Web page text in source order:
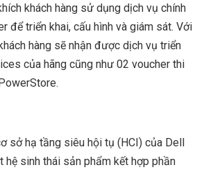
khách hàng sử dụng dịch vụ chính
để triển khai, cấu hình và giám sát. Với
hàng sẽ nhận được dịch vụ triển
của hãng cũng như 02 voucher thi
sở hạ tầng siêu hội tụ (HCI) của Dell
hệ sinh thái sản phẩm kết hợp phần